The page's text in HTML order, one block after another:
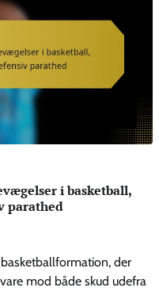
i basketball,
parathed
der
mod både skud udefra